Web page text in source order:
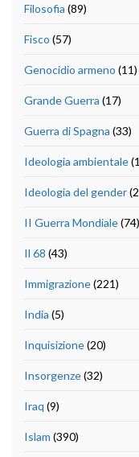
Filosofia (89)
Fisco (57)
Genocidio armeno (11)
Grande Guerra (17)
Guerra di Spagna (33)
Ideologia ambientale
Ideologia del gender
II Guerra Mondiale(74)
Il 68 (43)
Immigrazione(221)
India (5)
Inquisizione(20)
Insorgenze(32)
Iraq (9)
Islam (390)